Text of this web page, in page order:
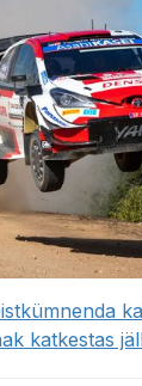
katkestas